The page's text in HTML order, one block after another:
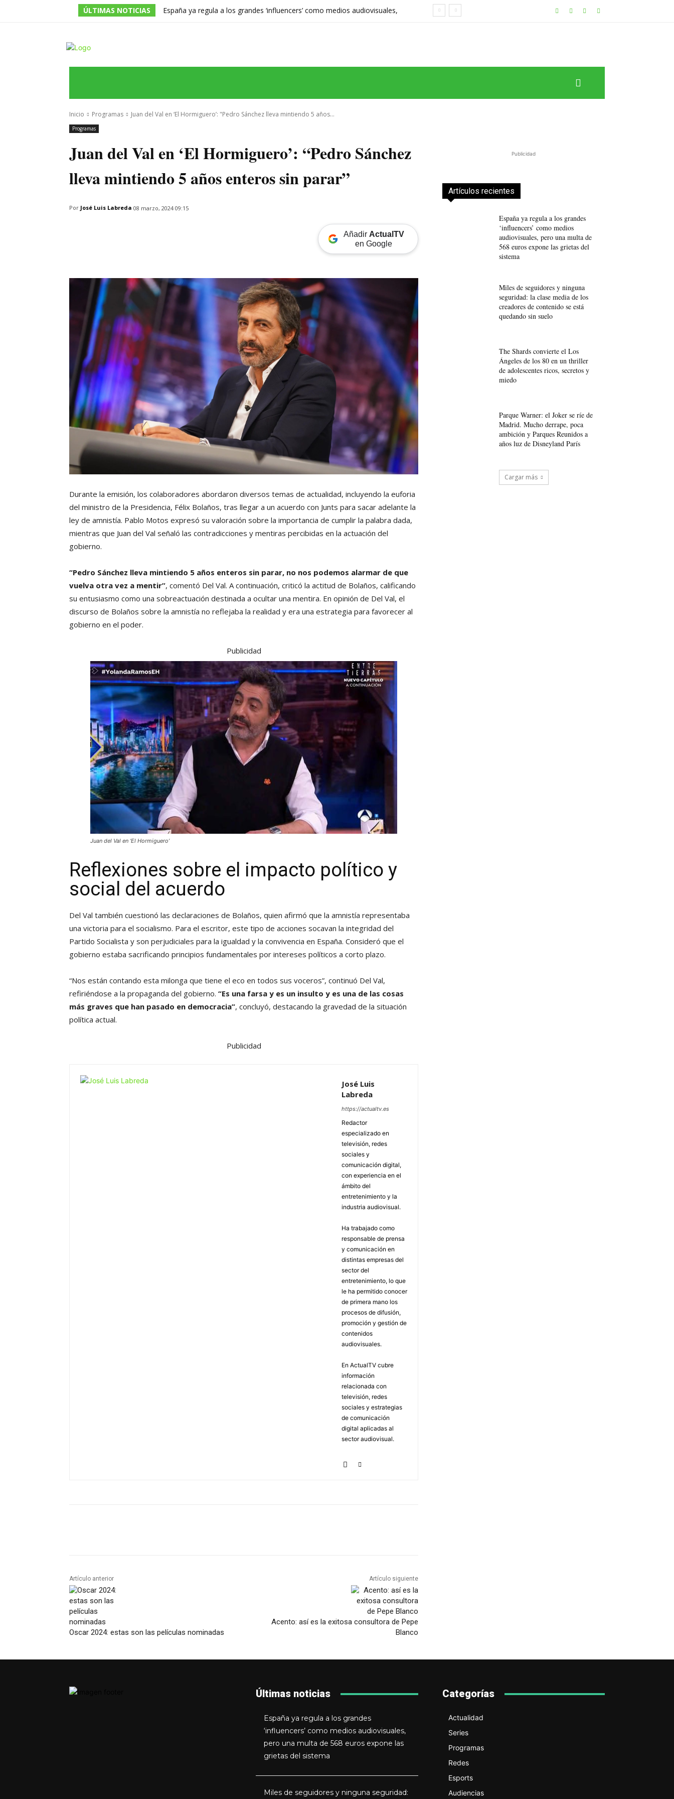
ÚLTIMAS NOTICIAS
España ya regula a los grandes ‘influencers’ como medios audiovisuales,
Inicio Programas Juan del Val en ‘El Hormiguero’: "Pedro Sánchez lleva mintiendo 5 años...
Programas
Juan del Val en ‘El Hormiguero’: “Pedro Sánchez
lleva mintiendo 5 años enteros sin parar”
Por José Luis Labreda 08 marzo, 2024 09:15
Añadir ActualTV
en Google
Durante la emisión, los colaboradores abordaron diversos temas de actualidad, incluyendo la euforia
del ministro de la Presidencia, Félix Bolaños, tras llegar a un acuerdo con Junts para sacar adelante la
ley de amnistía. Pablo Motos expresó su valoración sobre la importancia de cumplir la palabra dada,
mientras que Juan del Val señaló las contradicciones y mentiras percibidas en la actuación del
gobierno.
“Pedro Sánchez lleva mintiendo 5 años enteros sin parar, no nos podemos alarmar de que
vuelva otra vez a mentir”, comentó Del Val. A continuación, criticó la actitud de Bolaños, calificando
su entusiasmo como una sobreactuación destinada a ocultar una mentira. En opinión de Del Val, el
discurso de Bolaños sobre la amnistía no reflejaba la realidad y era una estrategia para favorecer al
gobierno en el poder.
Publicidad
Juan del Val en ‘El Hormiguero’
Reflexiones sobre el impacto político y
social del acuerdo
Del Val también cuestionó las declaraciones de Bolaños, quien afirmó que la amnistía representaba
una victoria para el socialismo. Para el escritor, este tipo de acciones socavan la integridad del
Partido Socialista y son perjudiciales para la igualdad y la convivencia en España. Consideró que el
gobierno estaba sacrificando principios fundamentales por intereses políticos a corto plazo.
“Nos están contando esta milonga que tiene el eco en todos sus voceros”, continuó Del Val,
refiriéndose a la propaganda del gobierno. “Es una farsa y es un insulto y es una de las cosas
más graves que han pasado en democracia”, concluyó, destacando la gravedad de la situación
política actual.
Publicidad
José Luis
Labreda
https://actualtv.es
Redactor
especializado en
televisión, redes
sociales y
comunicación digital,
con experiencia en el
ámbito del
entretenimiento y la
industria audiovisual.
Ha trabajado como
responsable de prensa
y comunicación en
distintas empresas del
sector del
entretenimiento, lo que
le ha permitido conocer
de primera mano los
procesos de difusión,
promoción y gestión de
contenidos
audiovisuales.
En ActualTV cubre
información
relacionada con
televisión, redes
sociales y estrategias
de comunicación
digital aplicadas al
sector audiovisual.
Artículo anterior
Oscar 2024: estas son las películas nominadas
Artículo siguiente
Acento: así es la exitosa consultora de Pepe
Blanco
Publicidad
Artículos recientes
España ya regula a los grandes
‘influencers’ como medios
audiovisuales, pero una multa de
568 euros expone las grietas del
sistema
Miles de seguidores y ninguna
seguridad: la clase media de los
creadores de contenido se está
quedando sin suelo
The Shards convierte el Los
Ángeles de los 80 en un thriller
de adolescentes ricos, secretos y
miedo
Parque Warner: el Joker se ríe de
Madrid. Mucho derrape, poca
ambición y Parques Reunidos a
años luz de Disneyland París
Cargar más
Últimas noticias
España ya regula a los grandes
‘influencers’ como medios audiovisuales,
pero una multa de 568 euros expone las
grietas del sistema
Miles de seguidores y ninguna seguridad:
Categorías
Actualidad
Series
Programas
Redes
Esports
Audiencias